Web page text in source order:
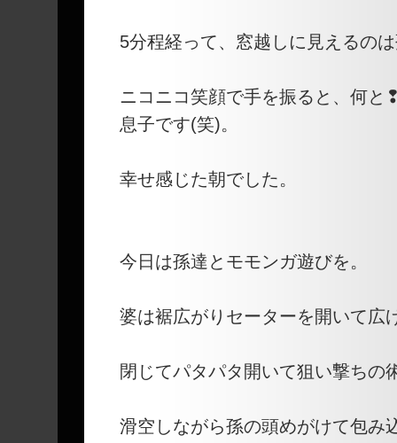
5分程経って、窓越しに見えるの
ニコニコ笑顔で手を振ると、何と
息子です(笑)。
幸せ感じた朝でした。
今日は孫達とモモンガ遊びを。
婆は裾広がりセーターを開いて広
閉じてパタパタ開いて狙い撃ちの
滑空しながら孫の頭めがけて包み